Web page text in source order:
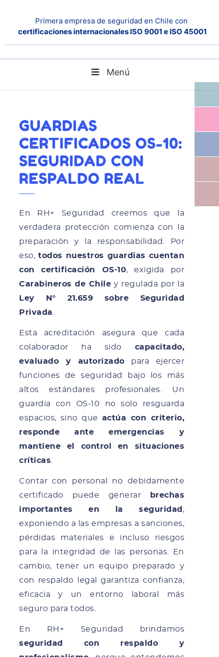
Primera empresa de seguridad en Chile con
certificaciones internacionales ISO 9001 e ISO 45001
Menú
GUARDIAS
CERTIFICADOS OS-10:
SEGURIDAD CON
RESPALDO REAL
En RH+ Seguridad creemos que la
verdadera protección comienza con la
preparación y la responsabilidad. Por
eso, todos nuestros guardias cuentan
con certificación OS-10, exigida por
Carabineros de Chile y regulada por la
Ley N° 21.659 sobre Seguridad
Privada.
Esta acreditación asegura que cada
colaborador ha sido capacitado,
evaluado y autorizado para ejercer
funciones de seguridad bajo los más
altos estándares profesionales. Un
guardia con OS-10 no solo resguarda
espacios, sino que actúa con criterio,
responde ante emergencias y
mantiene el control en situaciones
críticas
Contar con personal no debidamente
certificado puede generar
brechas
importantes en la seguridad ,
exponiendo a las empresas a sanciones,
pérdidas materiales e incluso riesgos
para la integridad de las personas. En
cambio, tener un equipo preparado y
con respaldo legal garantiza confianza,
eficacia y un entorno laboral más
seguro para todos.
En RH+ Seguridad brindamos
seguridad con respaldo y